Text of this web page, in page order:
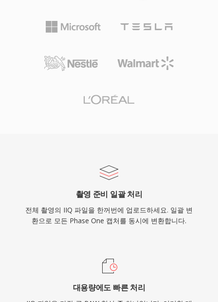
촬영 준비 일괄 처리
전체 촬영의 IIQ 파일을 한꺼번에 업로드하세요. 일괄 변
환으로 모든 Phase One 캡처를 동시에 변환합니다.
대용량에도 빠른 처리